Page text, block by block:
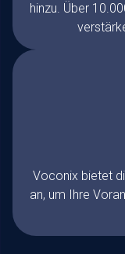
hinzu. Über
Voconix bietet
an, um Ihre